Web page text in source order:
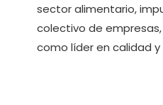
sector alimentario,
colectivo de
como líder en calidad y